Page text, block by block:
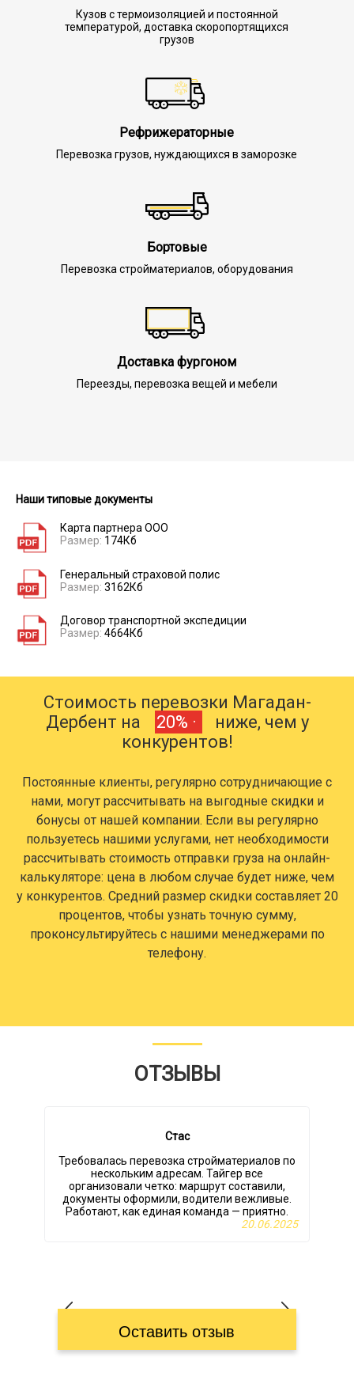
Кузов с термоизоляцией и постоянной
температурой, доставка скоропортящихся
грузов
Рефрижераторные
Перевозка грузов, нуждающихся в заморозке
Бортовые
Перевозка стройматериалов, оборудования
Доставка фургоном
Переезды, перевозка вещей и мебели
Наши типовые документы
Карта партнера ООО
Размер: 174Кб
Генеральный страховой полис
Размер: 3162Кб
Договор транспортной экспедиции
Размер: 4664Кб
Стоимость перевозки Магадан-
Дербент на
20% ·
ниже, чем у
конкурентов!
Постоянные клиенты, регулярно сотрудничающие с
нами, могут рассчитывать на выгодные скидки и
бонусы от нашей компании. Если вы регулярно
пользуетесь нашими услугами, нет необходимости
рассчитывать стоимость отправки груза на онлайн-
калькуляторе: цена в любом случае будет ниже, чем
у конкурентов. Средний размер скидки составляет 20
процентов, чтобы узнать точную сумму,
проконсультируйтесь с нашими менеджерами по
телефону.
ОТЗЫВЫ
Стас
Требовалась перевозка стройматериалов по
нескольким адресам. Тайгер все
организовали четко: маршрут составили,
документы оформили, водители вежливые.
Работают, как единая команда — приятно.
20.06.2025
Оставить отзыв